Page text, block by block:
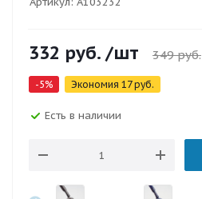
332 руб. /шт 349руб.
-5% Экономия 17руб.
Есть в наличии